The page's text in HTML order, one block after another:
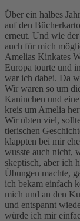
Über ein halbes
auf den
erneut. Und wie
auch für mich
Amelias Kinkates
Europa tourte und
war ich dabei. Da
Wir waren so um
Kaninchen und
kreis um Amelia
Wir übten viel,
tierischen
klappten bei mir
wusste auch nicht,
skeptisch, aber ich
Übungen machte,
ich bekam einfach
mich und an den
und entspannt
würde ich mir